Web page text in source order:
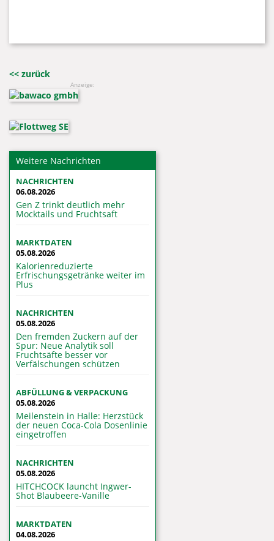
<< zurück
Anzeige:
Weitere Nachrichten
NACHRICHTEN
06.08.2026
Gen Z trinkt deutlich mehr
Mocktails und Fruchtsaft
MARKTDATEN
05.08.2026
Kalorienreduzierte
Erfrischungsgetränke weiter im
Plus
NACHRICHTEN
05.08.2026
Den fremden Zuckern auf der
Spur: Neue Analytik soll
Fruchtsäfte besser vor
Verfälschungen schützen
ABFÜLLUNG & VERPACKUNG
05.08.2026
Meilenstein in Halle: Herzstück
der neuen Coca-Cola Dosenlinie
eingetroffen
NACHRICHTEN
05.08.2026
HITCHCOCK launcht Ingwer-
Shot Blaubeere-Vanille
MARKTDATEN
04.08.2026